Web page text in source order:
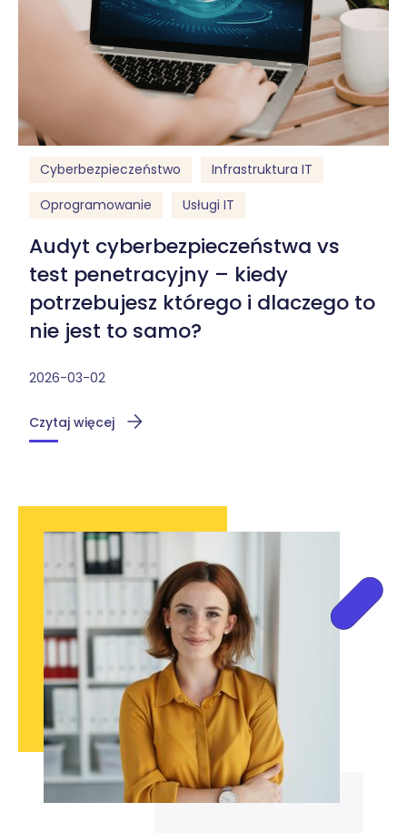
Cyberbezpieczeństwo
Infrastruktura IT
Oprogramowanie
Usługi IT
Audyt cyberbezpieczeństwa vs
test penetracyjny – kiedy
potrzebujesz którego i dlaczego to
nie jest to samo?
2026-03-02
Czytaj więcej